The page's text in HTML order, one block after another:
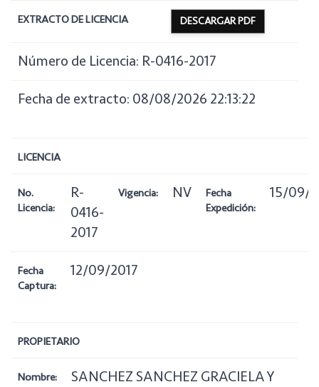
EXTRACTO DE LICENCIA DESCARGAR PDF
Número de Licencia: R-0416-2017
Fecha de extracto: 08/08/2026 22:13:22
LICENCIA
No.
Licencia:
R-
0416-
2017
Vigencia: NV
Fecha
Expedición:
15/09/
Fecha
Captura:
12/09/2017
PROPIETARIO
Nombre:
SANCHEZ SANCHEZ GRACIELA Y